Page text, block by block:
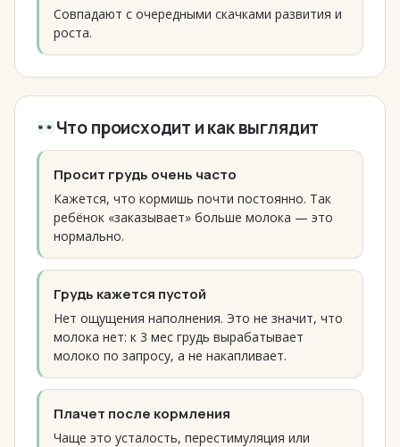
Совпадают с очередными скачками развития и
роста.
Что происходит и как выглядит
Просит грудь очень часто
Кажется, что кормишь почти постоянно. Так
ребёнок «заказывает» больше молока — это
нормально.
Грудь кажется пустой
Нет ощущения наполнения. Это не значит, что
молока нет: к 3 мес грудь вырабатывает
молоко по запросу, а не накапливает.
Плачет после кормления
Чаще это усталость, перестимуляция или